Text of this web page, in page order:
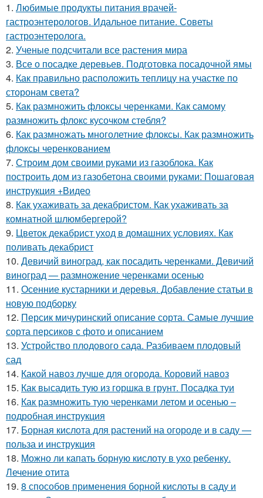
1. Любимые продукты питания врачей-
гастроэнтерологов. Идальное питание. Советы
гастроэнтеролога.
2. Ученые подсчитали все растения мира
3. Все о посадке деревьев. Подготовка посадочной ямы
4. Как правильно расположить теплицу на участке по
сторонам света?
5. Как размножить флоксы черенками. Как самому
размножить флокс кусочком стебля?
6. Как размножать многолетние флоксы. Как размножить
флоксы черенкованием
7. Строим дом своими руками из газоблока. Как
построить дом из газобетона своими руками: Пошаговая
инструкция +Видео
8. Как ухаживать за декабристом. Как ухаживать за
комнатной шлюмбергерой?
9. Цветок декабрист уход в домашних условиях. Как
поливать декабрист
10. Девичий виноград, как посадить черенками. Девичий
виноград — размножение черенками осенью
11. Осенние кустарники и деревья. Добавление статьи в
новую подборку
12. Персик мичуринский описание сорта. Самые лучшие
сорта персиков с фото и описанием
13. Устройство плодового сада. Разбиваем плодовый
сад
14. Какой навоз лучше для огорода. Коровий навоз
15. Как высадить тую из горшка в грунт. Посадка туи
16. Как размножить тую черенками летом и осенью –
подробная инструкция
17. Борная кислота для растений на огороде и в саду —
польза и инструкция
18. Можно ли капать борную кислоту в ухо ребенку.
Лечение отита
19. 8 способов применения борной кислоты в саду и